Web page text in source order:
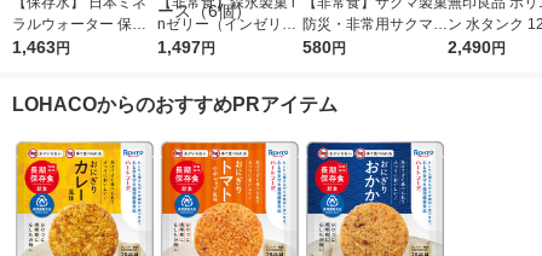
ラルウォーター 保存
水2L 653253 1箱（6
1,463円
nゼリー（インゼリ
ー） エネルギー ロン
ケース（6個）
1,497円
防災・非常用サクマド
ロップス 17055-03 1
580円
ン 水タンク
付き 良品計画
2,490円
LOHACOからのおすすめPRアイテム